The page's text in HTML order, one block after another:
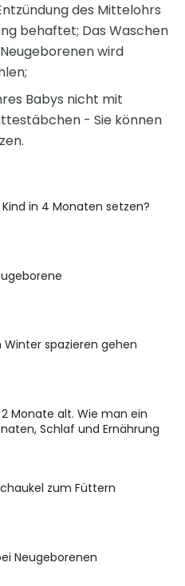
des Mittelohrs
behaftet; Das Waschen
wird
Babys nicht mit
- Sie können
in 4 Monaten setzen?
Winter spazieren gehen
Monate alt. Wie man ein
Schlaf und Ernährung
zum Füttern
Neugeborenen